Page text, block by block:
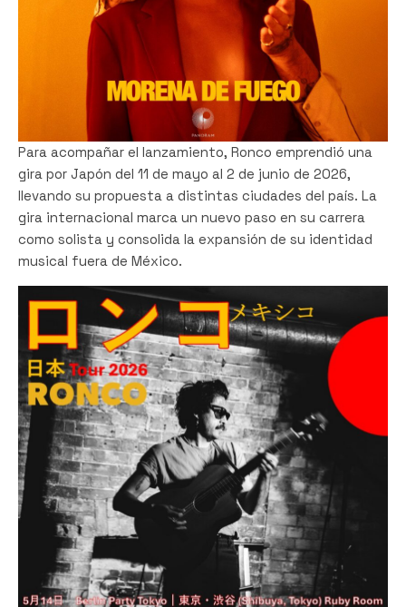
Para acompañar el lanzamiento, Ronco emprendió una
gira por Japón del 11 de mayo al 2 de junio de 2026,
llevando su propuesta a distintas ciudades del país. La
gira internacional marca un nuevo paso en su carrera
como solista y consolida la expansión de su identidad
musical fuera de México.